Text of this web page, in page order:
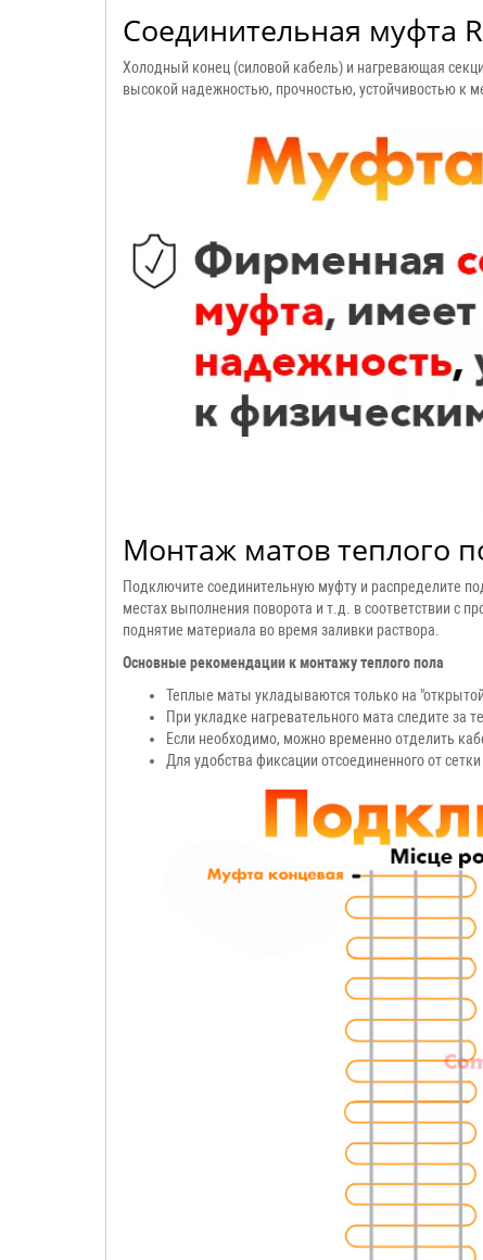
Соединительная муфта
Холодный конец (силовой кабель) и нагревающая
высокой надежностью, прочностью, устойчивостью к
Монтаж матов теплого
Подключите соединительную муфту и распределите
местах выполнения поворота и т.д. в соответствии с
поднятие материала во время заливки раствора.
Основные рекомендации к монтажу теплого пола
Теплые маты укладываются только на
При укладке нагревательного мата следите за
Если необходимо, можно временно отделить
Для удобства фиксации отсоединенного от